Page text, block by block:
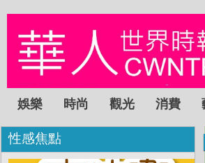
娛樂 時尚 觀光 消費
性感焦點